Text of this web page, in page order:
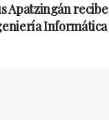
Apatzingán
Informática